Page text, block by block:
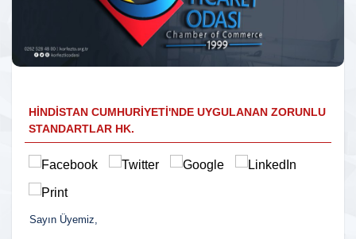
HINDISTAN CUMHURIYETI'NDE UYGULANAN ZORUNLU
STANDARTLAR HK.
Sayın Üyemiz,